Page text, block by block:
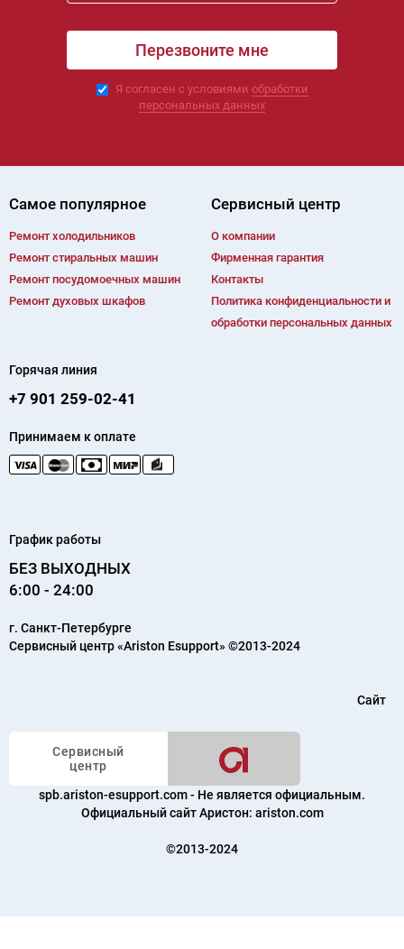
Я согласен с условиями обработки
персональных данных
Самое популярное
Ремонт холодильников
Ремонт cтиральных машин
Ремонт посудомоечных машин
Ремонт духовых шкафов
Сервисный центр
О компании
Фирменная гарантия
Контакты
Политика конфиденциальности и
обработки персональных данных
Горячая линия
+7 901 259-02-41
Принимаем к оплате
График работы
БЕЗ ВЫХОДНЫХ
6:00 - 24:00
г. Санкт-Петербурге
Сервисный центр «Ariston Esupport»©2013-2024
Сервисный
центр
Сайт
spb.ariston-esupport.com - Не является официальным.
Официальный сайт Аристон: ariston.com
©2013-2024